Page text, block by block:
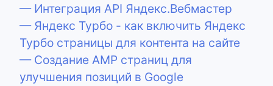
— Интеграция API Яндекс.Вебмастер
— Яндекс Турбо - как включить Яндекс
Турбо страницы для контента на сайте
— Создание AMP страниц для
улучшения позиций в Google